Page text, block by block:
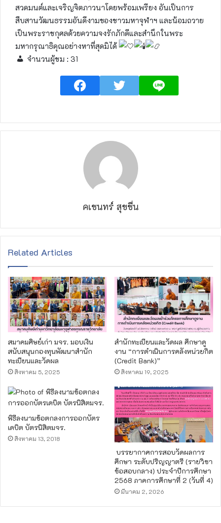
สวดมนต์และเจริญจิตภาวนาโดยพร้อมเพรียง อันเป็นการ
สืบสานวัฒนธรรมอันดีงามของชาวมหาจุฬาฯ และน้อมถวาย
เป็นพระราชกุศลด้วยความจงรักภักดีและสำนึกในพระ
มหากรุณาธิคุณอย่างหาที่สุดมิได้
จำนวนผู้ชม : 31
คเชนทร์ สุขชื่น
Related Articles
สมาคมศิษย์เก่า มจร. มอบเงิน
สนับสนุนกองทุนพัฒนาสำนัก
ทะเบียนและวัดผล
สิงหาคม 5, 2025
สำนักทะเบียนและวัดผล ศึกษาดู
งาน “การดำเนินการคลังหน่วยกิต
(Credit Bank)”
สิงหาคม 19, 2025
พิธีลงนามข้อตกลงการออกบัตร
เดบิต บัตรนิสิตมจร.
สิงหาคม 13, 2018
บรรยากาศการสอบวัดผลการ
ศึกษา ระดับปริญญาตรี (รายวิชา
ข้อสอบกลาง) ประจำปีการศึกษา
2568 ภาคการศึกษาที่ 2 (วันที่ 4)
มีนาคม 2, 2026